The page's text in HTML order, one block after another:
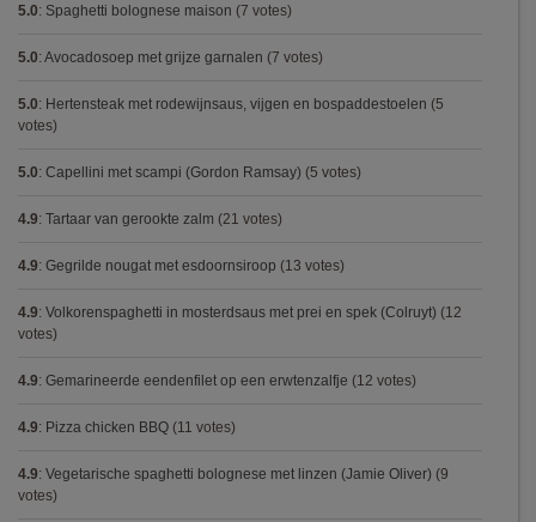
5.0: Spaghetti bolognese maison (7 votes)
5.0: Avocadosoep met grijze garnalen (7 votes)
5.0: Hertensteak met rodewijnsaus, vijgen en bospaddestoelen (5
votes)
5.0: Capellini met scampi (Gordon Ramsay) (5 votes)
4.9: Tartaar van gerookte zalm (21 votes)
4.9: Gegrilde nougat met esdoornsiroop (13 votes)
4.9: Volkorenspaghetti in mosterdsaus met prei en spek (Colruyt) (12
votes)
4.9: Gemarineerde eendenfilet op een erwtenzalfje (12 votes)
4.9: Pizza chicken BBQ (11 votes)
4.9: Vegetarische spaghetti bolognese met linzen (Jamie Oliver) (9
votes)